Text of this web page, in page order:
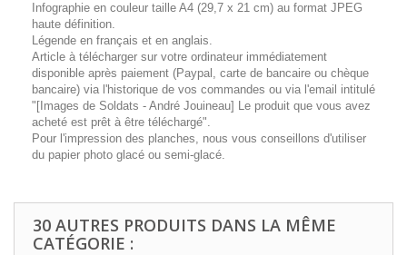
Infographie en couleur taille A4 (29,7 x 21 cm) au format JPEG
haute définition.
Légende en français et en anglais.
Article à télécharger sur votre ordinateur immédiatement
disponible après paiement (Paypal, carte de bancaire ou chèque
bancaire) via l'historique de vos commandes ou via l'email intitulé
"[Images de Soldats - André Jouineau] Le produit que vous avez
acheté est prêt à être téléchargé".
Pour l'impression des planches, nous vous conseillons d'utiliser
du papier photo glacé ou semi-glacé.
30 AUTRES PRODUITS DANS LA MÊME
CATÉGORIE :